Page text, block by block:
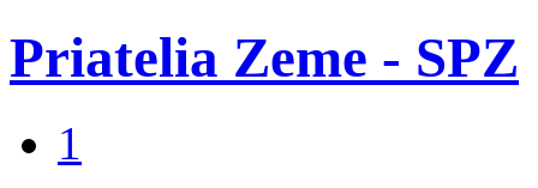
Priatelia Zeme - SPZ
1